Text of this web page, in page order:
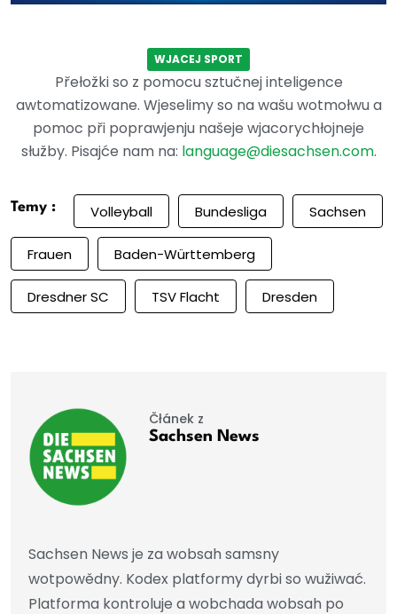
WJACEJ SPORT
Přełožki so z pomocu sztučnej inteligence
awtomatizowane. Wjeselimy so na wašu wotmołwu a
pomoc při poprawjenju našeje wjacorychłojneje
słužby. Pisajće nam na: language@diesachsen.com.
Temy : Volleyball Bundesliga Sachsen
Frauen Baden-Württemberg
Dresdner SC TSV Flacht Dresden
Čłánek z
Sachsen News
Sachsen News je za wobsah samsny
wotpowědny. Kodex platformy dyrbi so wužiwać.
Platforma kontroluje a wobchada wobsah po